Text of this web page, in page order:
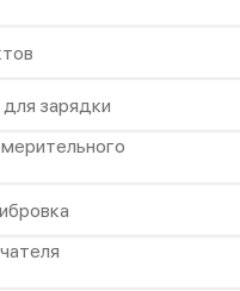
зарядки